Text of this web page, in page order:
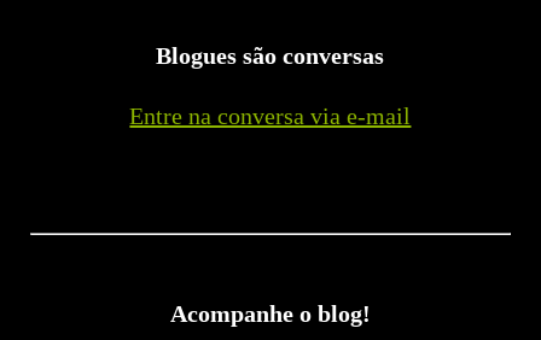
Blogues são conversas
Entre na conversa via e-mail
Acompanhe o blog!